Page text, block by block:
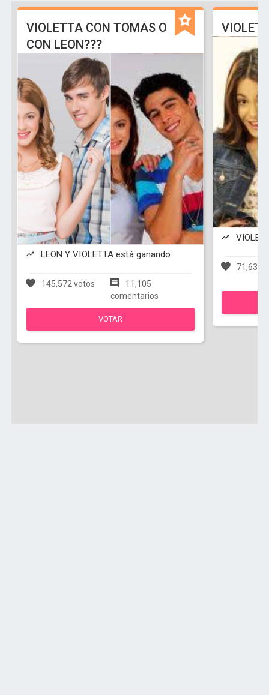
VIOLETTA CON TOMAS O
CON LEON???
LEON Y VIOLETTA está ganando
145,572 votos
11,105
comentarios
VOTAR
71,638